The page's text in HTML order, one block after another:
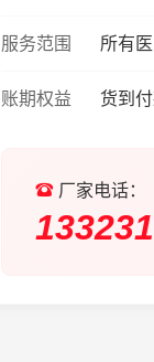
服务范围 所有
账期权益 货到
厂家电话：